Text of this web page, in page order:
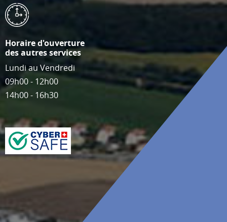
Horaire d'ouverture
des autres services
Lundi au Vendredi
09h00 - 12h00
14h00 - 16h30